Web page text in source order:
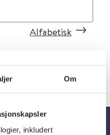
Om
inkludert
Alfabetisk